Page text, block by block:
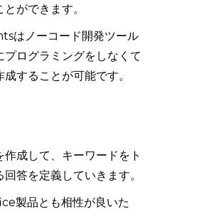
ができます。
はノーコード開発ツール
ログラミングをしなくて
することが可能です。
成して、キーワードをト
答を定義していきます。
製品とも相性が良いた